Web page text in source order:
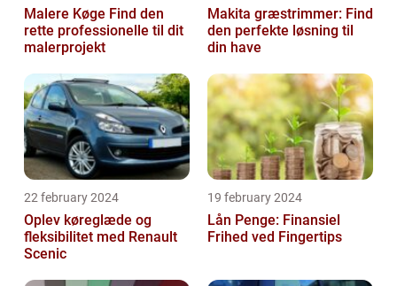
Malere Køge Find den
rette professionelle til dit
malerprojekt
Makita græstrimmer: Find
den perfekte løsning til
din have
22 february 2024
Oplev køreglæde og
fleksibilitet med Renault
Scenic
19 february 2024
Lån Penge: Finansiel
Frihed ved Fingertips